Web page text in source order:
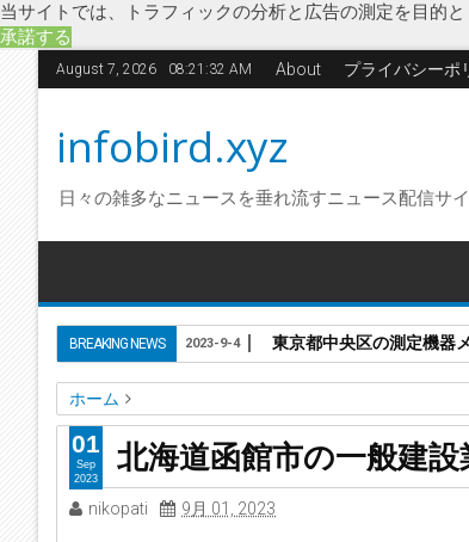
当サイトでは、トラフィックの分析と広告の測定を目的
承諾する
August 7, 2026 08:21:32 AM About プライバシーポ
infobird.xyz
日々の雑多なニュースを垂れ流すニュース配信サ
BREAKING NEWS 東京都中央区の測定機器
2023-9-4
ホーム
ウッド工房
リフォーム工事 一般建設業 企業破
北海道函館市の一般建設業「有限会社ウッド工房」
北海道函館市の一般建
nikopati 9月 01, 2023
01
Sep
2023